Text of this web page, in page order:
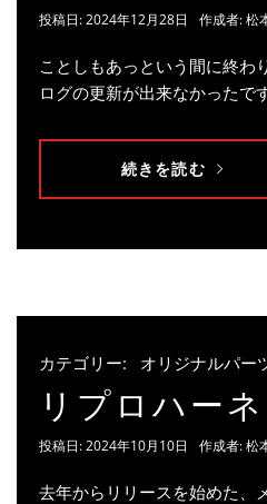
投稿日:2024年12月28日 作成者:松
ことしもあっという間に終わ
ログの更新が出来なかったで
続きを読む
カテゴリー: オリジナルパー
リプロハーネ
投稿日:2024年10月10日 作成者:松
去年からリリースを始めた、